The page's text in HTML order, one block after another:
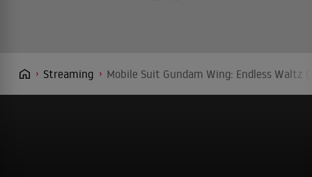
Streaming Mobile Suit Gundam Wing: Endless